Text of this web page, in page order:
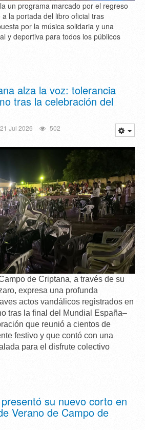
un programa marcado por el regreso
la portada del libro oficial tras
por la música solidaria y una
y deportiva para todos los públicos
alza la voz: tolerancia
tras la celebración del
21 Jul 2026 502
de Criptana, a través de su
, expresa una profunda
actos vandálicos registrados en
tras la final del Mundial España–
que reunió a cientos de
festivo y que contó con una
para el disfrute colectivo
su nuevo corto en
Verano de Campo de